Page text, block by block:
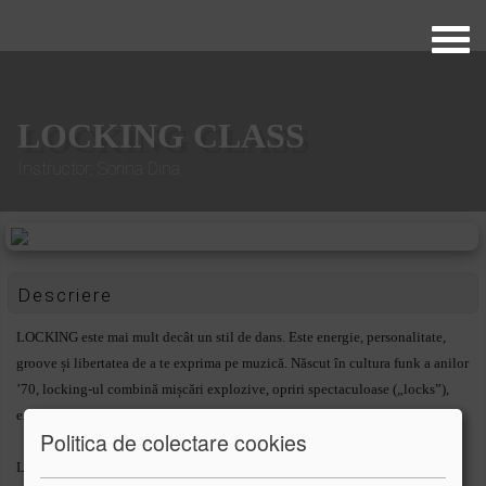
Politica de colectare cookies
LOCKING CLASS
Descriere
LOCKING este mai mult decât un stil de dans. Este energie, personalitate,
groove și libertatea de a te exprima pe muzică. Născut în cultura funk a anilor
’70, locking-ul combină mișcări explozive, opriri spectaculoase („locks”),
expresivitate și multă interacțiune socială.
La cursurile noastre de LOCKING din cadrul Trouble Academy, copiii,